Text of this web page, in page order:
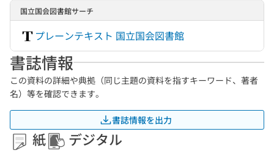
国立国会図書館サーチ
プレーンテキスト 国立国会図書館
書誌情報
この資料の詳細や典拠（同じ主題の資料を指すキーワード、著者
名）等を確認できます。
書誌情報を出力
紙 デジタル